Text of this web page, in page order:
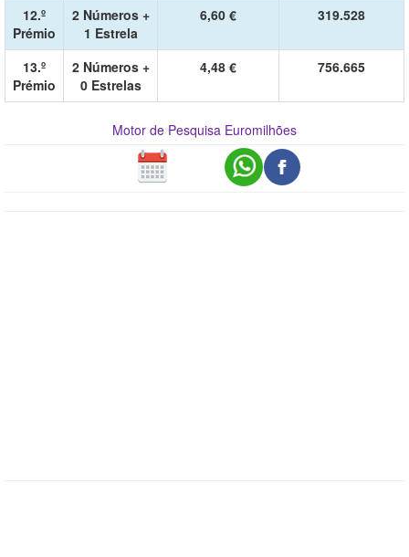
12.º
Prémio
2 Números +
1 Estrela
6,60 € 319.528
13.º
Prémio
2 Números +
0 Estrelas
4,48 € 756.665
Motor de Pesquisa Euromilhões